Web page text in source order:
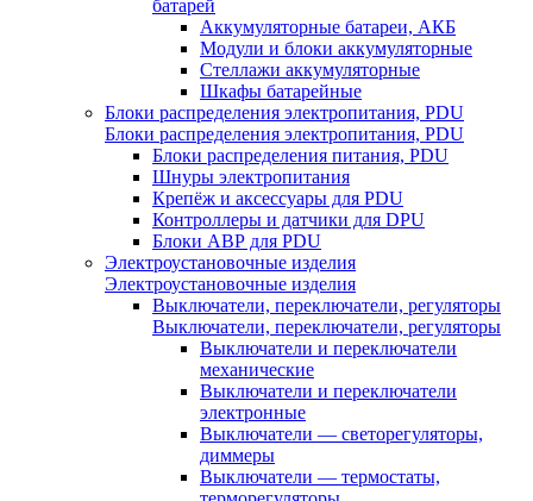
батарей
Аккумуляторные батареи, АКБ
Модули и блоки аккумуляторные
Стеллажи аккумуляторные
Шкафы батарейные
Блоки распределения электропитания, PDU
Блоки распределения электропитания, PDU
Блоки распределения питания, PDU
Шнуры электропитания
Крепёж и аксессуары для PDU
Контроллеры и датчики для DPU
Блоки АВР для PDU
Электроустановочные изделия
Электроустановочные изделия
Выключатели, переключатели, регуляторы
Выключатели, переключатели, регуляторы
Выключатели и переключатели
механические
Выключатели и переключатели
электронные
Выключатели — светорегуляторы,
диммеры
Выключатели — термостаты,